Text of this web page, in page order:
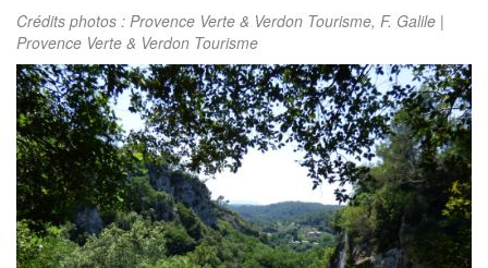
Crédits photos : Provence Verte & Verdon Tourisme, F. Galile |
Provence Verte & Verdon Tourisme